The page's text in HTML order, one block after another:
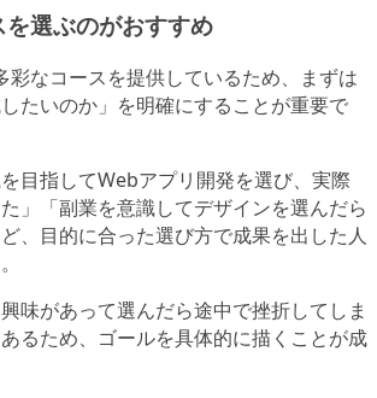
を選ぶのがおすすめ
彩なコースを提供しているため、まずは
したいのか」を明確にすることが重要で
目指してWebアプリ開発を選び、実際
」「副業を意識してデザインを選んだら
、目的に合った選び方で成果を出した人
味があって選んだら途中で挫折してしま
るため、ゴールを具体的に描くことが成